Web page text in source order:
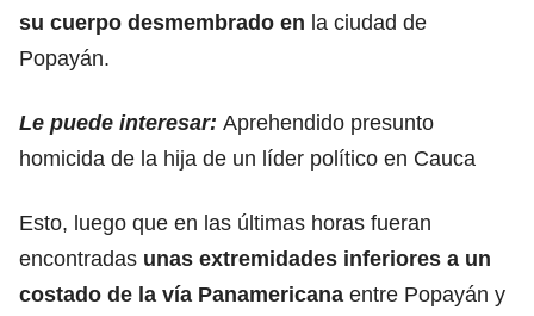
su cuerpo desmembrado en la ciudad de
Popayán.
Le puede interesar: Aprehendido presunto
homicida de la hija de un líder político en Cauca
Esto, luego que en las últimas horas fueran
encontradas unas extremidades inferiores a un
costado de la vía Panamericana entre Popayán y